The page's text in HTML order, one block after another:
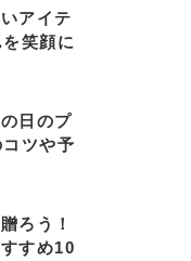
アイテ
笑顔に
日のプ
ツや予
ろう！
すめ10